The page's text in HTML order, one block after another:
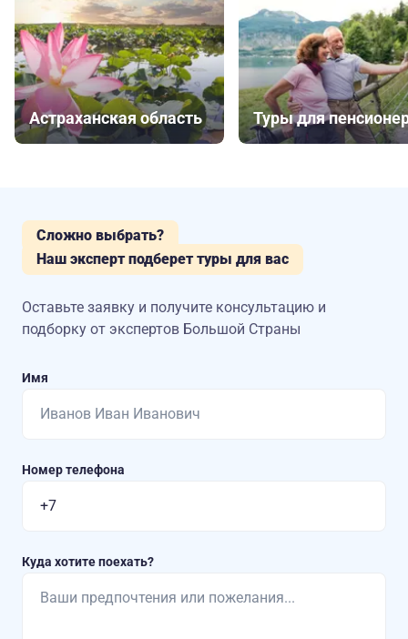
Астраханская область Туры для
Сложно выбрать?
Наш эксперт подберет туры для вас
Оставьте заявку и получите консультацию и
подборку от экспертов Большой Страны
Имя
Номер телефона
Куда хотите поехать?